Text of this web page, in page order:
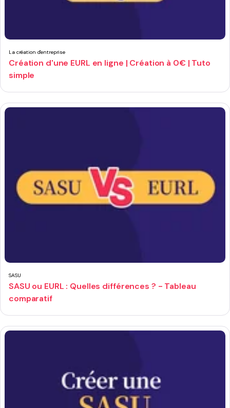
La création d'entreprise
Création d'une EURL en ligne | Création à 0€ | Tuto
simple
SASU
SASU ou EURL : Quelles différences ? - Tableau
comparatif